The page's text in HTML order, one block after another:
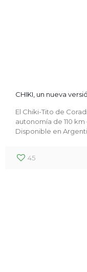
CHIKI, un nueva
El Chiki-Tito de
autonomía de 110
Disponible en
45